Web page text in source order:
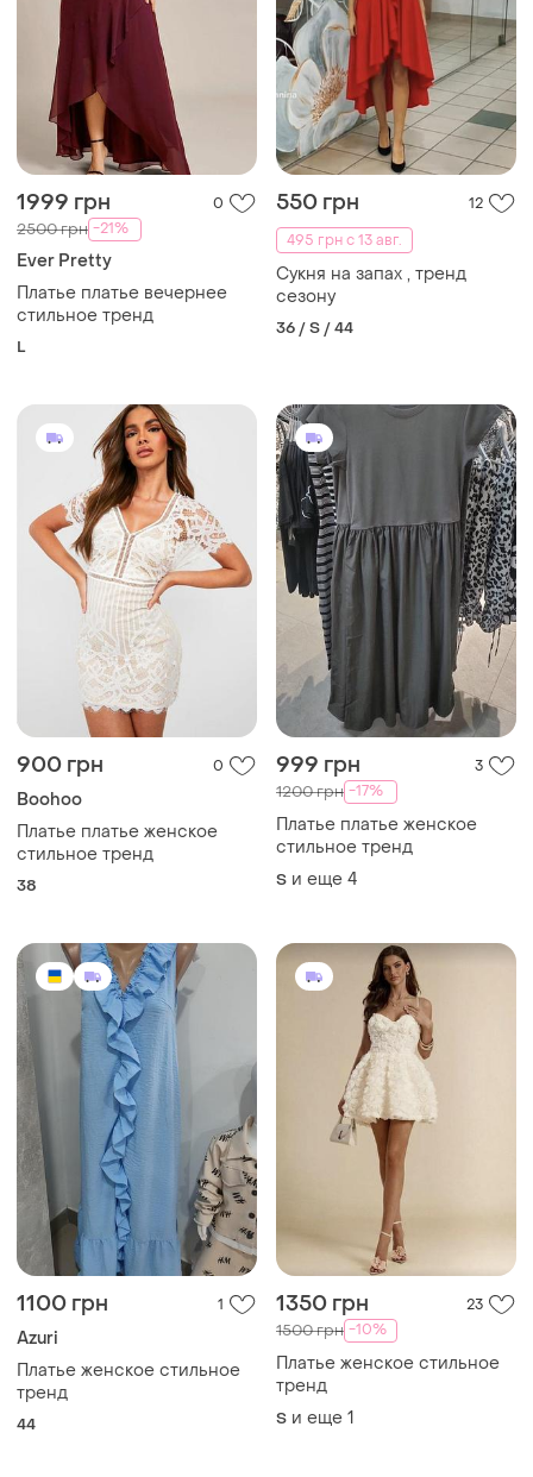
1999 грн 0
2500 грн -21%
Ever Pretty
Платье платье вечернее
стильное тренд
L
550 грн
12
495 грн с 13 авг.
Сукня на запах , тренд
сезону
36 / S / 44
900 грн 0
Boohoo
Платье платье женское
стильное тренд
38
999 грн 3
1200 грн -17%
Платье платье женское
стильное тренд
S и еще 4
1100 грн 1
Azuri
Платье женское стильное
тренд
44
1350 грн 23
1500 грн -10%
Платье женское стильное
тренд
S и еще 1